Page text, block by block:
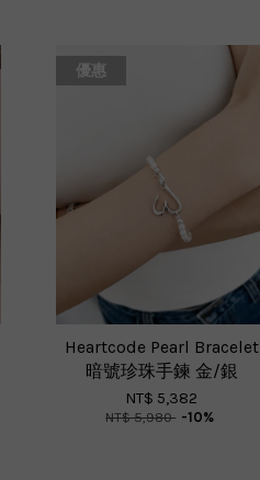
優惠
Heartcode Pearl Bracelet
暗號珍珠手鍊 金/銀
NT$ 5,382
NT$ 5,980 -10%